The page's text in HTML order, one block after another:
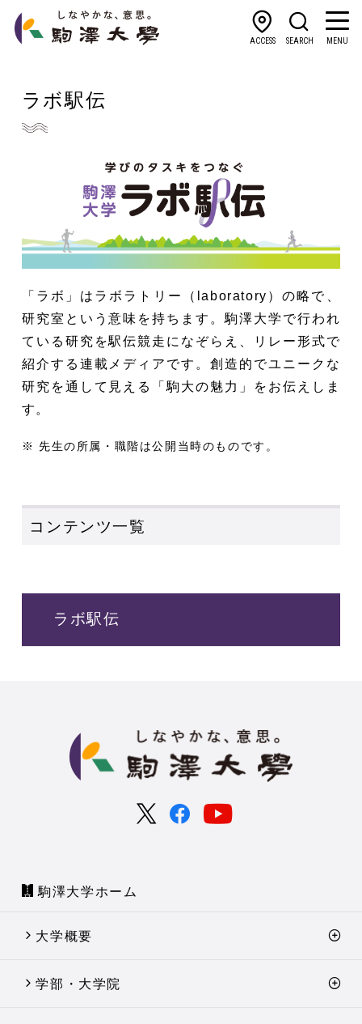
ACCESS SEARCH MENU
ラボ駅伝
「ラボ」はラボラトリー（laboratory）の略で、
研究室という意味を持ちます。駒澤大学で行われ
ている研究を駅伝競走になぞらえ、リレー形式で
紹介する連載メディアです。創造的でユニークな
研究を通して見える「駒大の魅力」をお伝えしま
す。
※ 先生の所属・職階は公開当時のものです。
コンテンツ一覧
ラボ駅伝
駒澤大学ホーム
大学概要
学部・大学院